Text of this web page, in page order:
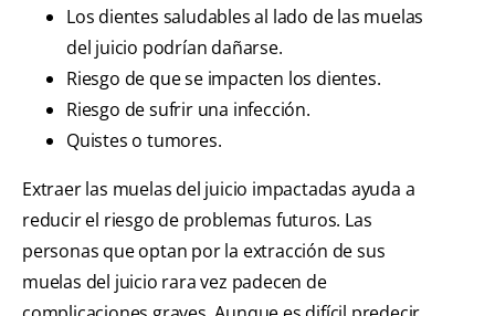
Los dientes saludables al lado de las muelas
del juicio podrían dañarse.
Riesgo de que se impacten los dientes.
Riesgo de sufrir una infección.
Quistes o tumores.
Extraer las muelas del juicio impactadas ayuda a
reducir el riesgo de problemas futuros. Las
personas que optan por la extracción de sus
muelas del juicio rara vez padecen de